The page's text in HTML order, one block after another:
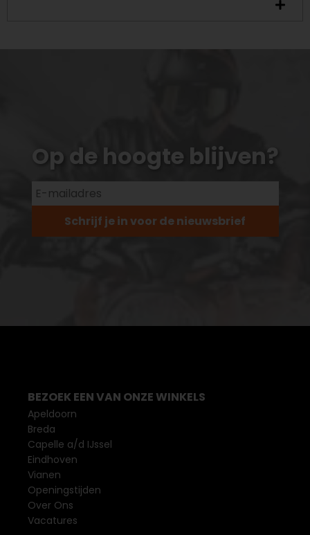
Op de hoogte blijven?
Schrijf je in voor de nieuwsbrief
BEZOEK EEN VAN ONZE WINKELS
Apeldoorn
Breda
Capelle a/d IJssel
Eindhoven
Vianen
Openingstijden
Over Ons
Vacatures